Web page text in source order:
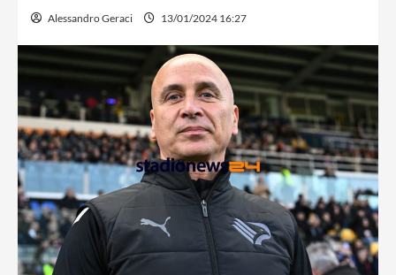
Alessandro Geraci 13/01/2024 16:27